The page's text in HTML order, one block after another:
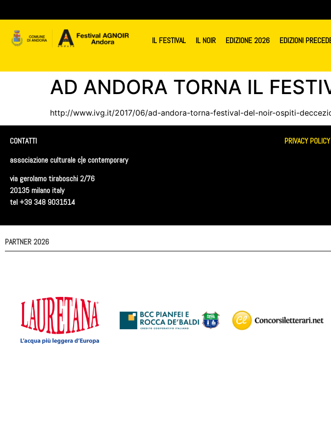
IL FESTIVAL IL NOIR EDIZIONE 2026 EDIZIONI
AD ANDORA TORNA IL
http://www.ivg.it/2017/06/ad-andora-torna-festival-del-noir-ospiti-
CONTATTI
associazione culturale c|e contemporary
via gerolamo tiraboschi 2/76
20135 milano italy
tel +39 348 9031514
PRIVACY POLICY
PARTNER 2026